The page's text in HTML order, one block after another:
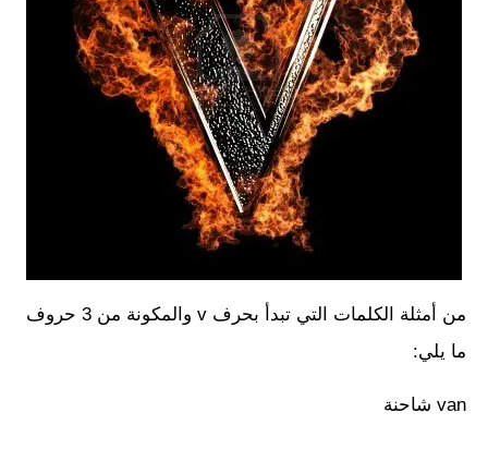
من أمثلة الكلمات التي تبدأ بحرف v والمكونة من 3 حروف
ما يلي:
van شاحنة